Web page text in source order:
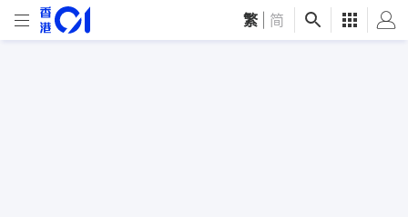
繁 简